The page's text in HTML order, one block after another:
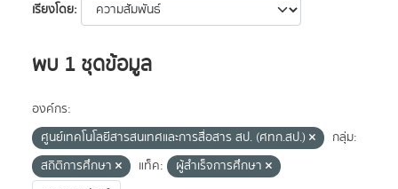
เรียงโดย
พบ 1 ชุดข้อมูล
องค์กร:
ศูนย์เทคโนโลยีสารสนเทศและการสื่อสาร สป. (ศทก.สป.)
กลุ่ม:
สถิติการศึกษา
แท็ค:
ผู้สำเร็จการศึกษา